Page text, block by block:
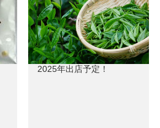
2025年出店予定！